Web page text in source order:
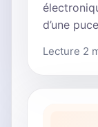
d’une
Lecture 2